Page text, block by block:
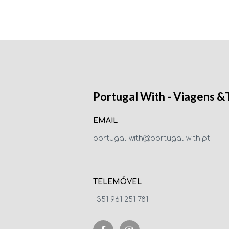
Portugal With - Viagens
EMAIL
portugal-with@portugal-with.pt
TELEMÓVEL
+351 961 251 781
F
I